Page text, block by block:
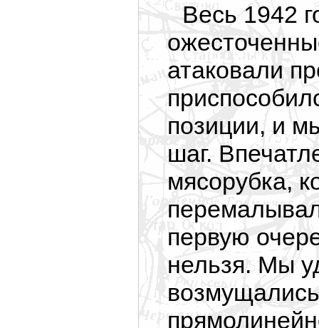
Весь 1942
атаковали
позиции, и
шаг.
мясорубка,
первую
нельзя. Мы